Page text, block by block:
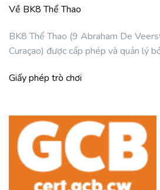
Về BK8 Thể Thao
BK8 Thể Thao (9 Abraham De
Curaçao) được cấp phép và quản lý
Giấy phép trò chơi